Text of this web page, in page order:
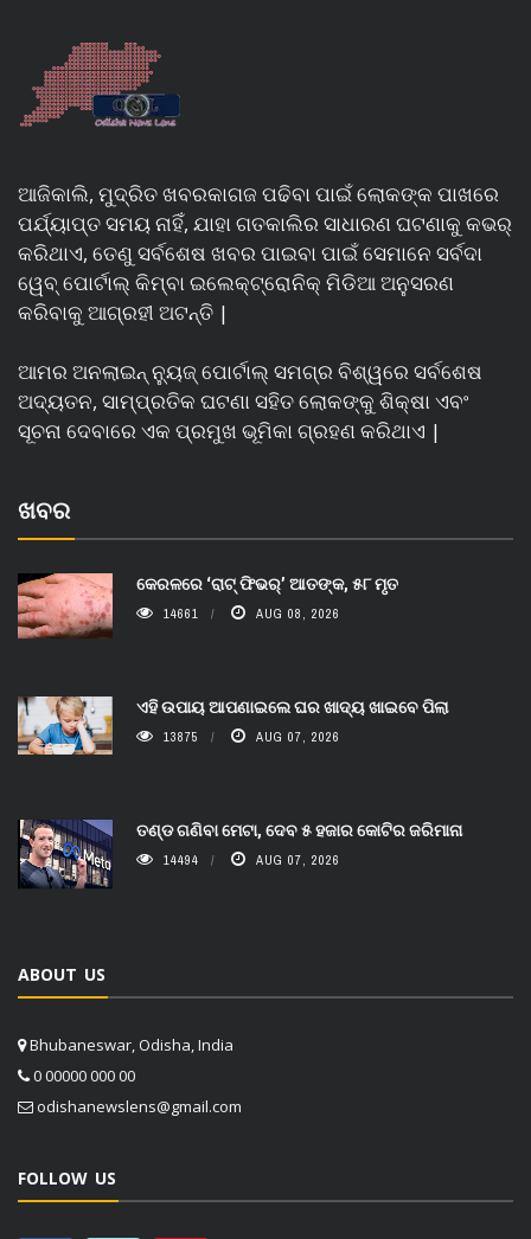
ଆଜିକାଲି, ମୁଦ୍ରିତ ଖବରକାଗଜ ପଢିବା ପାଇଁ ଲୋକଙ୍କ ପାଖରେ
ପର୍ଯ୍ୟାପ୍ତ ସମୟ ନାହିଁ, ଯାହା ଗତକାଲିର ସାଧାରଣ ଘଟଣାକୁ କଭର୍
କରିଥାଏ, ତେଣୁ ସର୍ବଶେଷ ଖବର ପାଇବା ପାଇଁ ସେମାନେ ସର୍ବଦା
ୱେବ୍ ପୋର୍ଟାଲ୍ କିମ୍ବା ଇଲେକ୍ଟ୍ରୋନିକ୍ ମିଡିଆ ଅନୁସରଣ
କରିବାକୁ ଆଗ୍ରହୀ ଅଟନ୍ତି |
ଆମର ଅନଲାଇନ୍ ନ୍ୟୁଜ୍ ପୋର୍ଟାଲ୍ ସମଗ୍ର ବିଶ୍ୱରେ ସର୍ବଶେଷ
ଅଦ୍ୟତନ, ସାମ୍ପ୍ରତିକ ଘଟଣା ସହିତ ଲୋକଙ୍କୁ ଶିକ୍ଷା ଏବଂ
ସୂଚନା ଦେବାରେ ଏକ ପ୍ରମୁଖ ଭୂମିକା ଗ୍ରହଣ କରିଥାଏ |
ଖବର
କେରଳରେ ‘ରାଟ୍ ଫିଭର୍’ ଆତଙ୍କ, ୫୮ ମୃତ
14661 AUG 08, 2026
ଏହି ଉପାୟ ଆପଣାଇଲେ ଘର ଖାଦ୍ୟ ଖାଇବେ ପିଲା
13875 AUG 07, 2026
ତଣ୍ଡ ଗଣିବା ମେଟା, ଦେବ ୫ ହଜାର କୋଟିର ଜରିମାନା
14494 AUG 07, 2026
ABOUT US
Bhubaneswar, Odisha, India
0 00000 000 00
odishanewslens@gmail.com
FOLLOW US